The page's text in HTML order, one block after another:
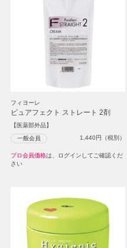
フィヨーレ
ピュアフェクト ストレート 2剤
【医薬部外品】
一般会員 1,440円（税別）
プロ会員価格は、ログインしてご確認くだ
さい